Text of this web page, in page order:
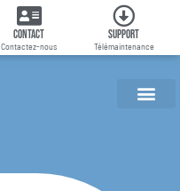
Contact
Contactez-nous
Support
Télémaintenance